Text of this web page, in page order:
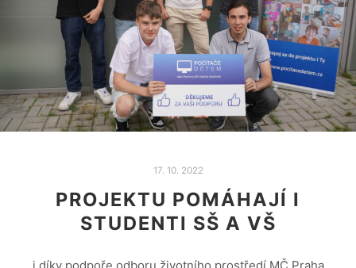
17. 10. 2022
PROJEKTU POMÁHAJÍ I
STUDENTI SŠ A VŠ
i díky podpoře odboru životního prostředí MČ Praha